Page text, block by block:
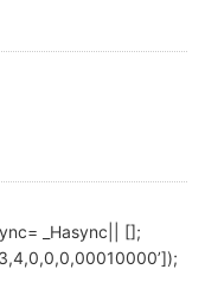
_Hasync|| [];